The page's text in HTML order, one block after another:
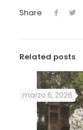
Share
Related posts
marzo 6, 2026